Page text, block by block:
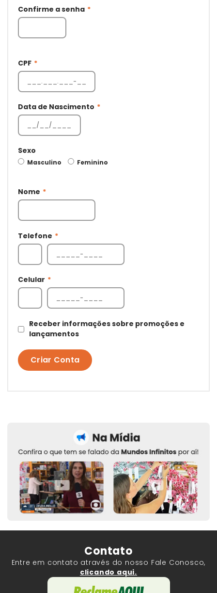
Confirme a senha *
CPF *
Data de Nascimento *
Sexo
Masculino Feminino
Nome *
Telefone *
Celular *
Receber informações sobre promoções e
lançamentos
Criar Conta
Contato
Entre em contato através do nosso Fale Conosco,
clicando aqui.